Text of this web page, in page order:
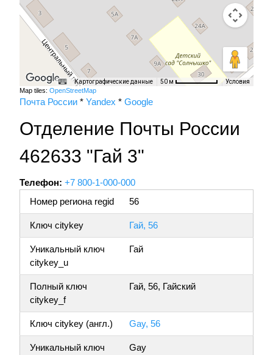
Картографические данные 50 м Условия
Map tiles: OpenStreetMap
Почта России * Yandex * Google
Отделение Почты России
462633 "Гай 3"
Телефон: +7 800-1-000-000
Номер региона regid
56
Ключ citykey Гай, 56
Уникальный ключ
citykey_u
Гай
Полный ключ
citykey_f
Гай, 56, Гайский
Ключ citykey (англ.) Gay, 56
Уникальный ключ
Gay